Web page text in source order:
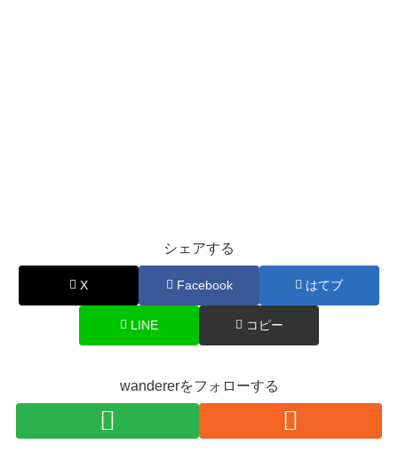
シェアする
X Facebook はてブ
LINE コピー
wandererをフォローする